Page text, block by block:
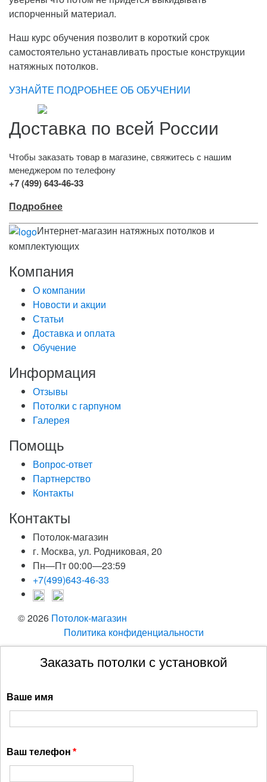
испорченный материал.
Наш курс обучения позволит в короткий срок
самостоятельно устанавливать простые конструкции
натяжных потолков.
УЗНАЙТЕ ПОДРОБНЕЕ ОБ ОБУЧЕНИИ
Доставка по всей России
Чтобы заказать товар в магазине, свяжитесь с нашим
менеджером по телефону
+7 (499) 643-46-33
Подробнее
Интернет-магазин натяжных потолков и
комплектующих
Компания
О компании
Новости и акции
Статьи
Доставка и оплата
Обучение
Информация
Отзывы
Потолки с гарпуном
Галерея
Помощь
Вопрос-ответ
Партнерство
Контакты
Контакты
Потолок-магазин
г. Москва, ул. Родниковая, 20
Пн—Пт 00:00—23:59
+7(499)643-46-33
© 2026 Потолок-магазин
Политика конфиденциальности
Заказать потолки с установкой
Ваше имя
Ваш телефон